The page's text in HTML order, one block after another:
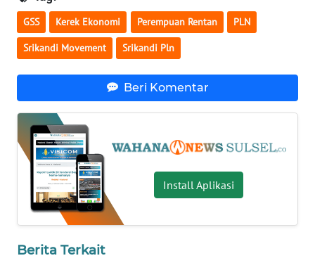
GSS Kerek Ekonomi Perempuan Rentan PLN
Srikandi Movement Srikandi Pln
Beri Komentar
Install Aplikasi
Berita Terkait
WN
KALTARA
WN
KALTIM
WN
SULSEL
GORONTALO